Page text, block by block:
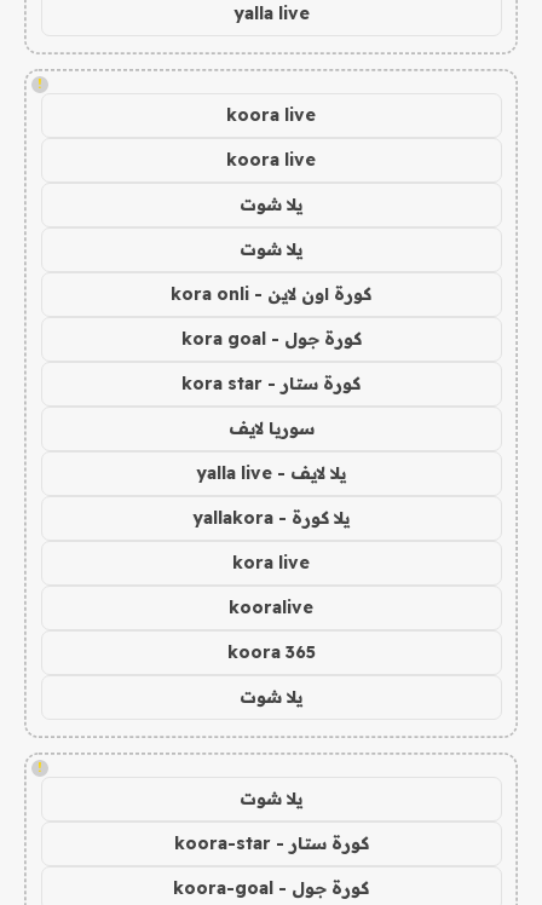
yalla live
!
koora live
koora live
يلا شوت
يلا شوت
كورة اون لاين - kora onli
كورة جول - kora goal
كورة ستار - kora star
سوريا لايف
يلا لايف - yalla live
يلا كورة - yallakora
kora live
kooralive
koora 365
يلا شوت
!
يلا شوت
كورة ستار - koora-star
كورة جول - koora-goal